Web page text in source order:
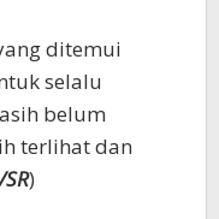
ditemui
selalu
belum
terlihat dan
)